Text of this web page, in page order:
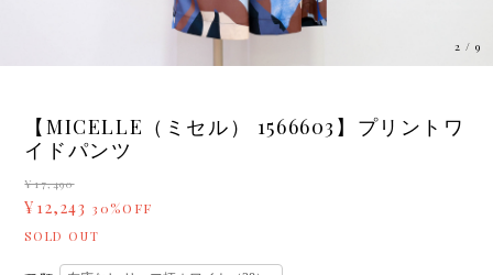
2 /9
【MICELLE（ミセル） 1566603】プリントワ
イドパンツ
¥17,490
¥12,243 30%OFF
SOLD OUT